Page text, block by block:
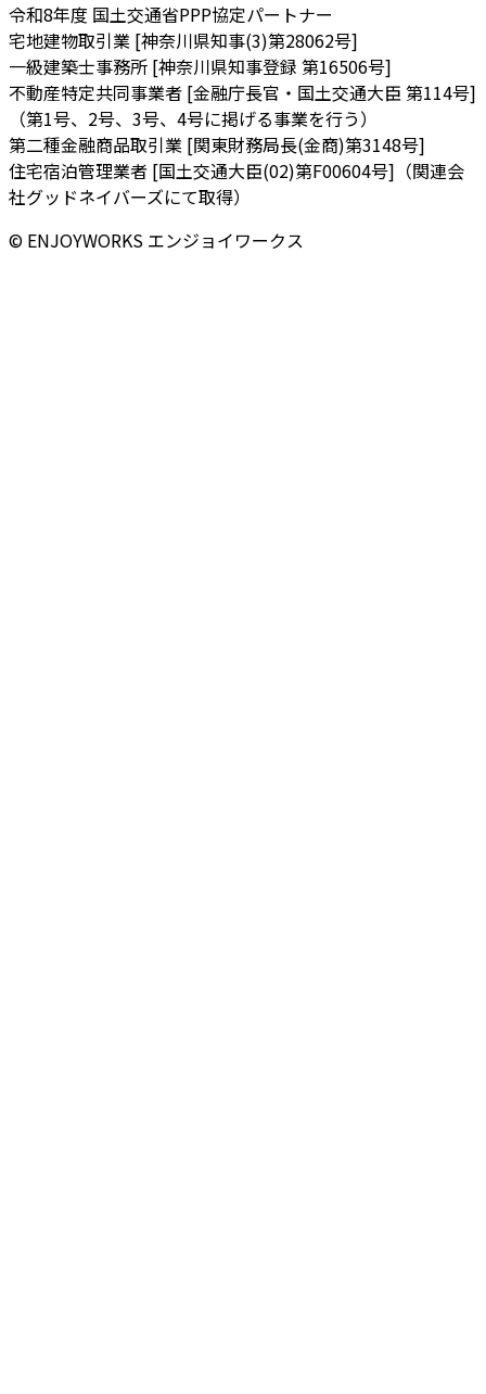
令和8年度 国土交通省PPP協定パートナー
宅地建物取引業 [神奈川県知事(3)第28062号]
一級建築士事務所 [神奈川県知事登録 第16506号]
不動産特定共同事業者 [金融庁長官・国土交通大臣 第114号]
（第1号、2号、3号、4号に掲げる事業を行う）
第二種金融商品取引業 [関東財務局長(金商)第3148号]
住宅宿泊管理業者 [国土交通大臣(02)第F00604号]（関連会
社グッドネイバーズにて取得）
© ENJOYWORKS エンジョイワークス